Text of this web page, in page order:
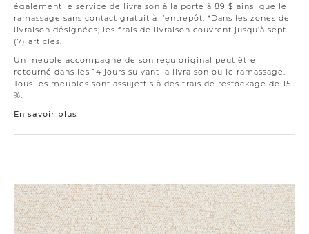
également le service de livraison à la porte à 89 $ ainsi que le
ramassage sans contact gratuit à l’entrepôt. *Dans les zones de
livraison désignées; les frais de livraison couvrent jusqu’à sept
(7) articles.
Un meuble accompagné de son reçu original peut être
retourné dans les 14 jours suivant la livraison ou le ramassage.
Tous les meubles sont assujettis à des frais de restockage de 15
%.
En savoir plus